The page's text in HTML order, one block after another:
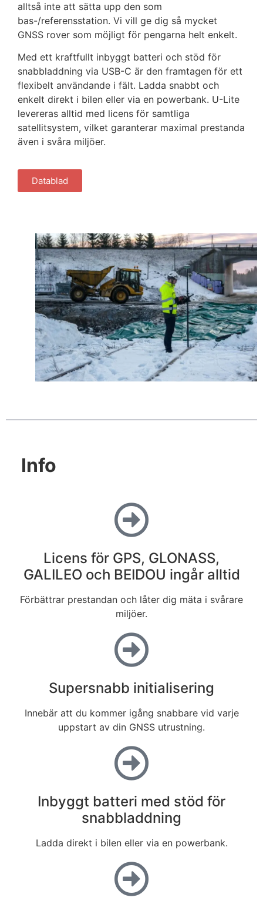
alltså inte att sätta upp den som
bas-/referensstation. Vi vill ge dig så mycket
GNSS rover som möjligt för pengarna helt enkelt.
Med ett kraftfullt inbyggt batteri och stöd för
snabbladdning via USB-C är den framtagen för ett
flexibelt användande i fält. Ladda snabbt och
enkelt direkt i bilen eller via en powerbank. U-Lite
levereras alltid med licens för samtliga
satellitsystem, vilket garanterar maximal prestanda
även i svåra miljöer.
Datablad
Info
Licens för GPS, GLONASS,
GALILEO och BEIDOU ingår alltid
Förbättrar prestandan och låter dig mäta i svårare
miljöer.
Supersnabb initialisering
Innebär att du kommer igång snabbare vid varje
uppstart av din GNSS utrustning.
Inbyggt batteri med stöd för
snabbladdning
Ladda direkt i bilen eller via en powerbank.